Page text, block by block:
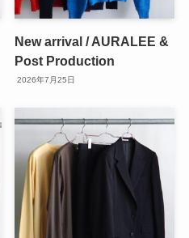
New arrival / AURALEE &
Post Production
2026年7月25日